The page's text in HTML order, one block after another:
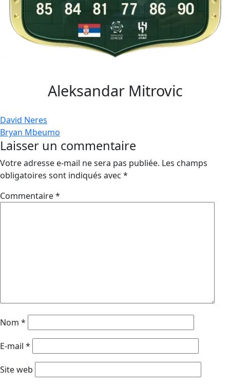
Aleksandar Mitrovic
Navigation
de
l’article
David Neres
Bryan Mbeumo
Laisser un commentaire
Votre adresse e-mail ne sera pas publiée. Les champs
obligatoires sont indiqués avec *
Commentaire*
Nom *
E-mail *
Site web